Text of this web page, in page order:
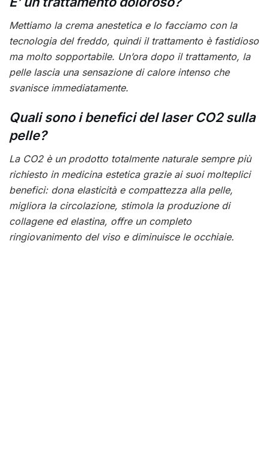
Mettiamo la crema anestetica e lo facciamo con la
tecnologia del freddo, quindi il trattamento è fastidioso
ma molto sopportabile. Un’ora dopo il trattamento, la
pelle lascia una sensazione di calore intenso che
svanisce immediatamente.
Quali sono i benefici del laser CO2 sulla
pelle?
La CO2 è un prodotto totalmente naturale sempre più
richiesto in medicina estetica grazie ai suoi molteplici
benefici: dona elasticità e compattezza alla pelle,
migliora la circolazione, stimola la produzione di
collagene ed elastina, offre un completo
ringiovanimento del viso e diminuisce le occhiaie.